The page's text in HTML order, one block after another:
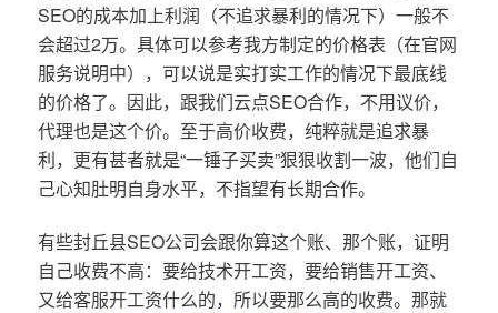
SEO的成本加上利润（不追求暴利的情况下）一般不
会超过2万。具体可以参考我方制定的价格表（在官网
服务说明中），可以说是实打实工作的情况下最底线
的价格了。因此，跟我们云点SEO合作，不用议价，
代理也是这个价。至于高价收费，纯粹就是追求暴
利，更有甚者就是“一锤子买卖”狠狠收割一波，他们自
己心知肚明自身水平，不指望有长期合作。
有些封丘县SEO公司会跟你算这个账、那个账，证明
自己收费不高：要给技术开工资，要给销售开工资、
又给客服开工资什么的，所以要那么高的收费。那就